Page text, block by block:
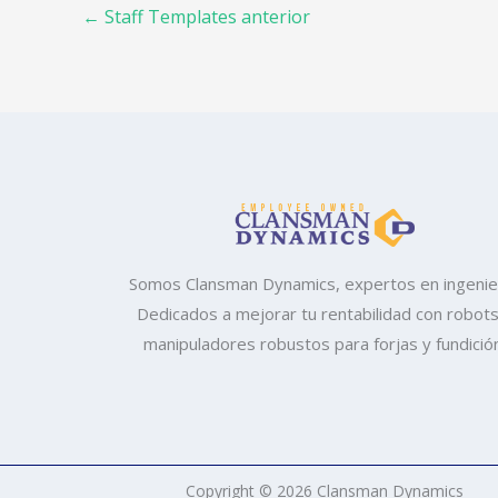
← Staff Templates anterior
Somos Clansman Dynamics, expertos en
Dedicados a mejorar tu rentabilidad con
manipuladores robustos para forjas y
Copyright © 2026 Clansman Dynamics